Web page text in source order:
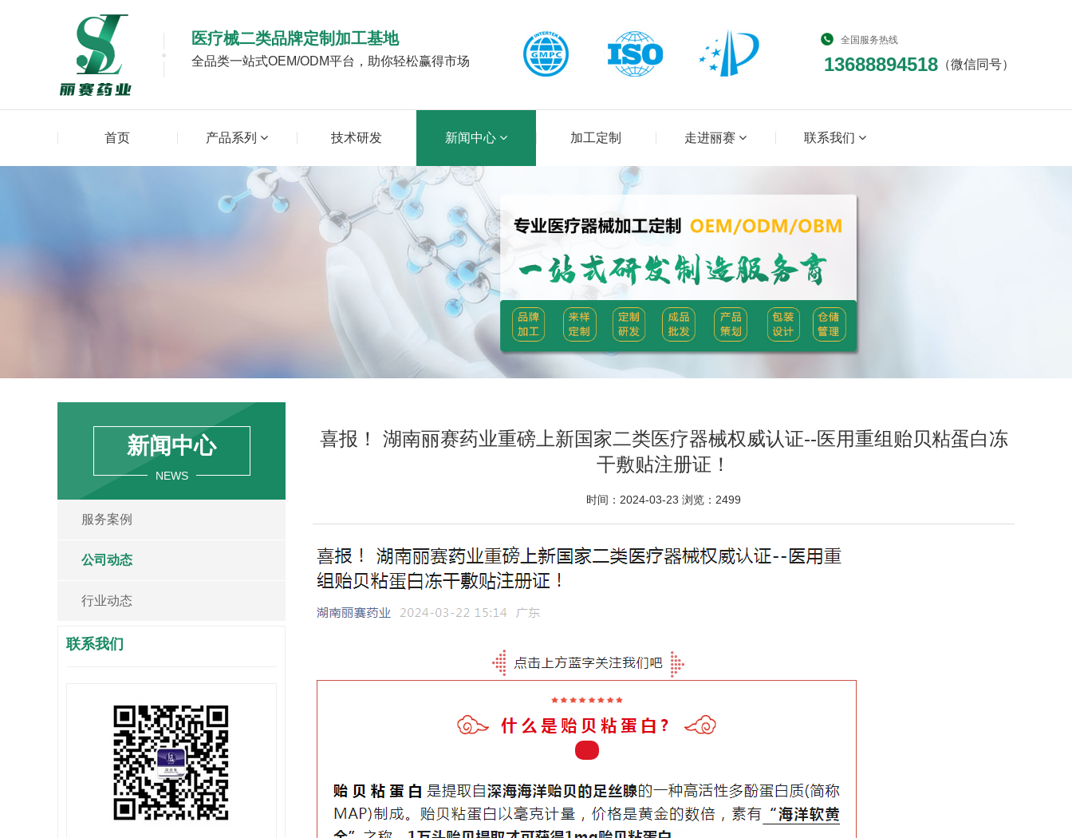
医疗械二类品牌定制加工基地
全品类一站式OEM/ODM平台，助你轻松赢得市场
全国服务热线
13688894518 （微信同号）
首页 产品系列 技术研发 新闻中心 加工定制 走进丽赛 联系我们
新闻中心
NEWS
服务案例
公司动态
行业动态
联系我们
喜报！ 湖南丽赛药业重磅上新国家二类医疗器械权威认证--医用重组贻贝粘蛋白冻
干敷贴注册证！
时间：2024-03-23 浏览：2499